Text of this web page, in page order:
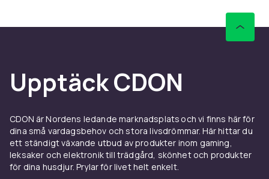
Whiteboard och kritmodeller
golvet eller går att hänga upp, och vissa har en
sida för whiteboard och en för krita. De är
leka skola, och blir ofta en självklar plats i
barnrummet.
Rittavlor för olika åldrar
Upptäck CDON
CDON är Nordens ledande marknadsplats och vi finns här för
dina små vardagsbehov och stora livsdrömmar. Här hittar du
ett ständigt växande utbud av produkter inom gaming,
leksaker och elektronik till trädgård, skönhet och produkter
för dina husdjur. Prylar för livet helt enkelt.